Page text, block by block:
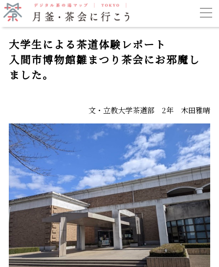
大学生による茶道体験レポート
入間市博物館雛まつり茶会にお邪魔し
ました。
文・立教大学茶道部 2年 木田雅晴